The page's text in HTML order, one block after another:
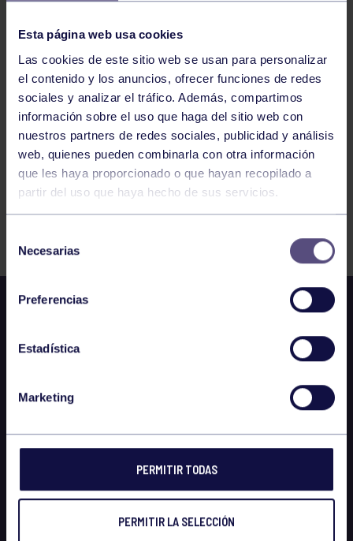
Esta página web usa cookies
Las cookies de este sitio web se usan para personalizar
el contenido y los anuncios, ofrecer funciones de redes
sociales y analizar el tráfico. Además, compartimos
información sobre el uso que haga del sitio web con
nuestros partners de redes sociales, publicidad y análisis
web, quienes pueden combinarla con otra información
que les haya proporcionado o que hayan recopilado a
partir del uso que haya hecho de sus servicios.
Necesarias
Preferencias
Estadística
Marketing
PERMITIR TODAS
PERMITIR LA SELECCIÓN
LIGA PÁDEL FEDERADA: LA FRESNEDA 2.0 –
RGCC FEM C
943 944 945 946 947 948 949